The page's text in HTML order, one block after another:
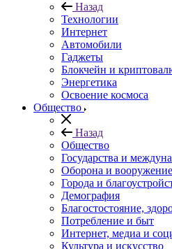
Назад
Технологии
Интернет
Автомобили
Гаджеты
Блокчейн и
Энергетика
Освоение космоса
Общество
Назад
Общество
Государства и
Оборона и вооружение
Города и
Демография
Благостостояние,
Потребление и быт
Интернет, медиа и
Культура и искусство